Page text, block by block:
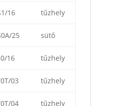
16 tűzhely
25 sütő
16 tűzhely
03 tűzhely
04 tűzhely